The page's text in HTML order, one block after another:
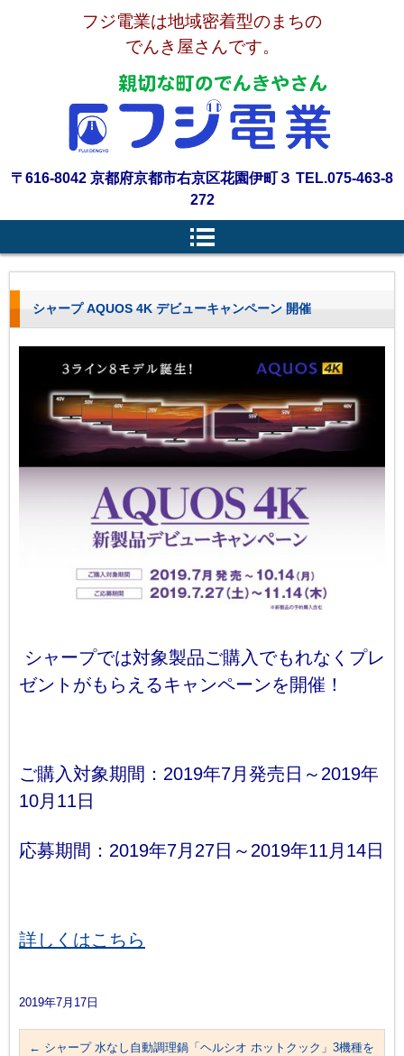
フジ電業は地域密着型のまちの
でんき屋さんです。
〒616-8042 京都府京都市右京区花園伊町３ TEL.075-463-8
272
シャープ AQUOS 4K デビューキャンペーン 開催
シャープでは対象製品ご購入でもれなくプレ
ゼントがもらえるキャンペーンを開催！
ご購入対象期間：2019年7月発売日～2019年
10月11日
応募期間：2019年7月27日～2019年11月14日
詳しくはこちら
2019年7月17日
← シャープ 水なし自動調理鍋「ヘルシオ ホットクック」3機種を